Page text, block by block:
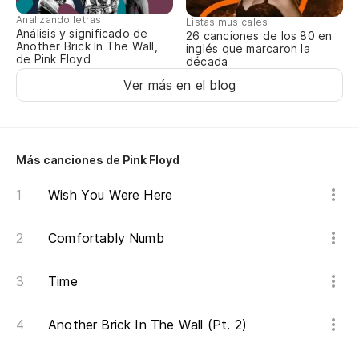
Analizando letras
Análisis y significado de
Another Brick In The Wall,
de Pink Floyd
Listas musicales
26 canciones de los 80 en
inglés que marcaron la
década
Ver más en el blog
Más canciones de Pink Floyd
Wish You Were Here
Comfortably Numb
Time
Another Brick In The Wall (Pt. 2)